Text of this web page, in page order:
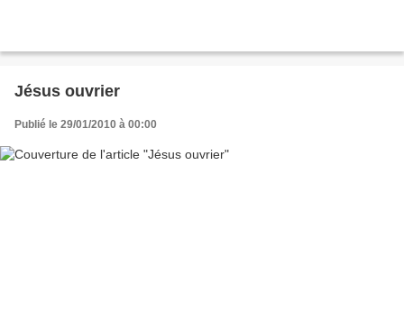
Jésus ouvrier
Publié le 29/01/2010 à 00:00